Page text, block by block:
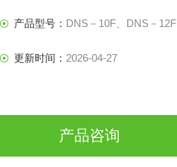
产品型号： DNS－10F、DNS－12F
更新时间： 2026-04-27
产品咨询